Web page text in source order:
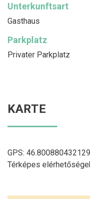
Unterkunftsart
Gasthaus
Parkplatz
Privater Parkplatz
KARTE
GPS:
Térképes